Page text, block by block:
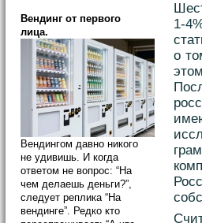
Вендинг от первого
лица.
Вендингом давно никого
не удивишь. И когда
ответом не вопрос: “На
чем делаешь деньги?”,
следует реплика “На
вендинге”. Редко кто
1-
о